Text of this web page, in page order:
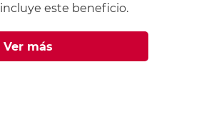
incluye este beneficio.
Ver más